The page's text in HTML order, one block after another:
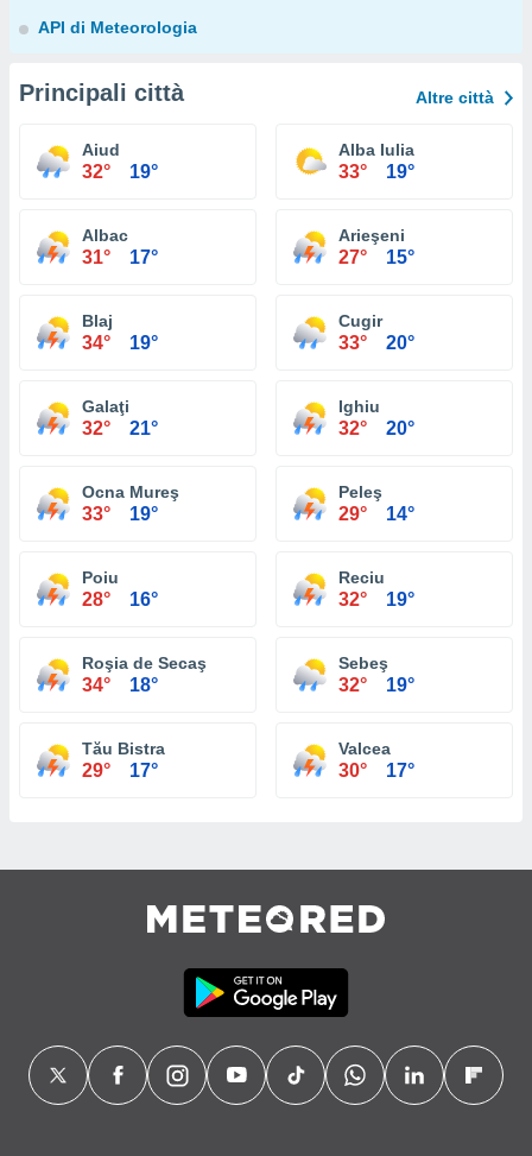
API di Meteorologia
Principali città Altre città
Aiud
32° 19°
Alba Iulia
33° 19°
Albac
31° 17°
Arieşeni
27° 15°
Blaj
34° 19°
Cugir
33° 20°
Galaţi
32° 21°
Ighiu
32° 20°
Ocna Mureş
33° 19°
Peleş
29° 14°
Poiu
28° 16°
Reciu
32° 19°
Roşia de Secaş
34° 18°
Sebeş
32° 19°
Tău Bistra
29° 17°
Valcea
30° 17°